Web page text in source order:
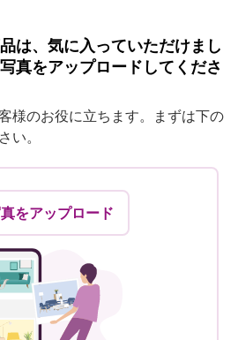
は、気に入っていただけまし
真をアップロードしてくださ
様のお役に立ちます。まずは下の
い。
をアップロード